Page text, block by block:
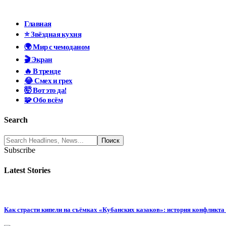
Главная
⭐ Звёздная кухня
🌍 Мир с чемоданом
🎬 Экран
🔥 В тренде
😂 Смех и грех
🤯 Вот это да!
🧩 Обо всём
Search
Subscribe
Latest Stories
Как страсти кипели на съёмках «Кубанских казаков»: история конфликта